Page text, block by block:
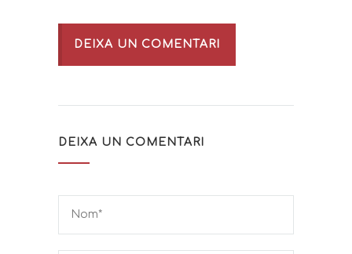
DEIXA UN COMENTARI
DEIXA UN COMENTARI